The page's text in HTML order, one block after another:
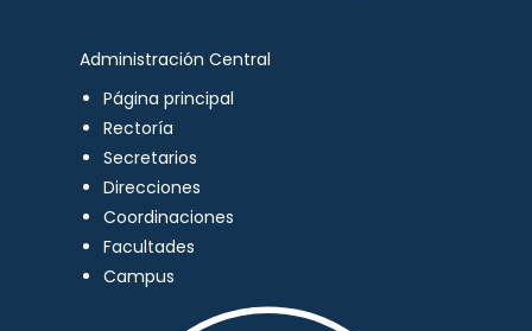
Administración Central
Página principal
Rectoría
Secretarios
Direcciones
Coordinaciones
Facultades
Campus